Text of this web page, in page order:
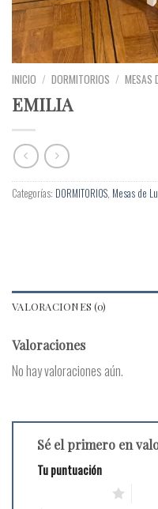
INICIO / DORMITORIOS / MESAS
EMILIA
Categorías: DORMITORIOS, Mesas de
VALORACIONES (0)
Valoraciones
No hay valoraciones aún.
Sé el primero en
Tu puntuación